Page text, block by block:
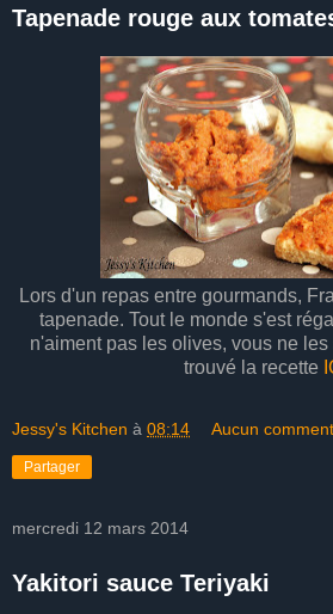
Tapenade rouge aux
Lors d'un repas entre gourmands,
tapenade. Tout le monde s'est
n'aiment pas les olives, vous ne
trouvé la recette
Jessy's Kitchen à 08:14 Aucun
Partager
mercredi 12 mars 2014
Yakitori sauce Teriyaki